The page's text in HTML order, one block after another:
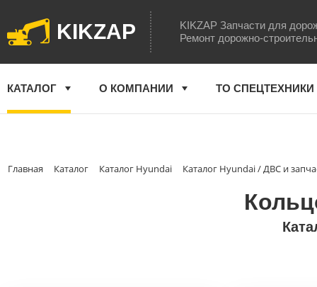
KIKZAP
KIKZAP Запчасти для
Ремонт дорожно-
КАТАЛОГ О КОМПАНИИ ТО СПЕЦТЕХНИКИ
Главная Каталог Каталог Hyundai Каталог Hyundai / ДВС и